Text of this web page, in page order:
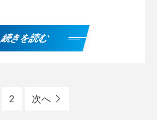
続きを読む
2 次へ